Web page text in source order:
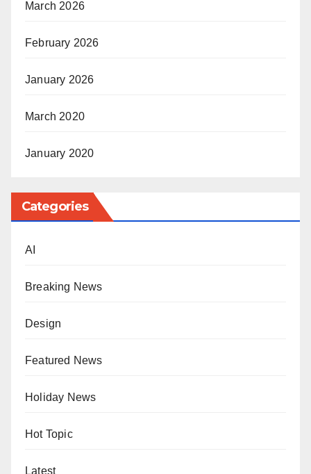
March 2026
February 2026
January 2026
March 2020
January 2020
Categories
AI
Breaking News
Design
Featured News
Holiday News
Hot Topic
Latest